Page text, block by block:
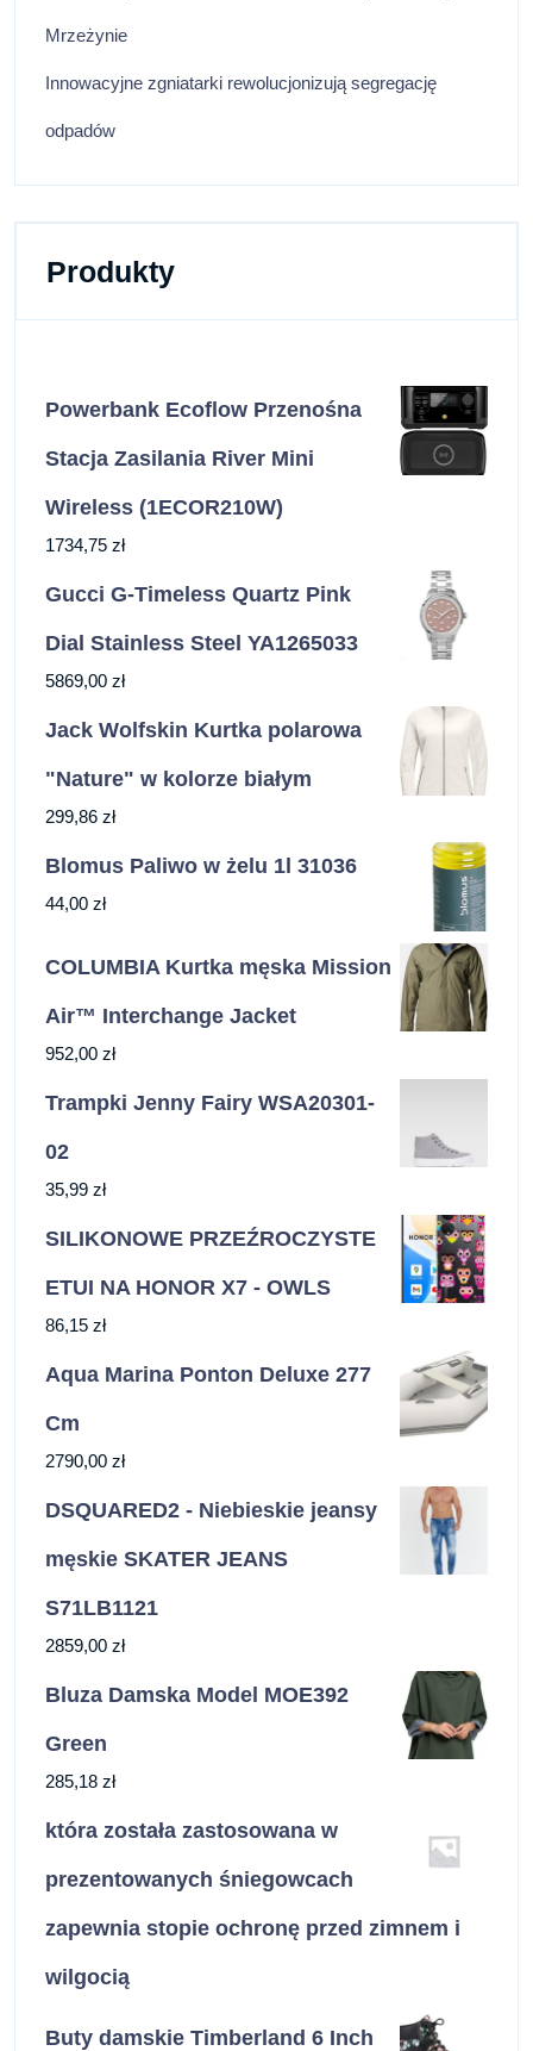
Mrzeżynie
Innowacyjne zgniatarki rewolucjonizują segregację
odpadów
Produkty
Powerbank Ecoflow Przenośna
Stacja Zasilania River Mini
Wireless (1ECOR210W)
1734,75 zł
Gucci G-Timeless Quartz Pink
Dial Stainless Steel YA1265033
5869,00 zł
Jack Wolfskin Kurtka polarowa
"Nature" w kolorze białym
299,86 zł
Blomus Paliwo w żelu 1l 31036
44,00 zł
COLUMBIA Kurtka męska Mission
Air™ Interchange Jacket
952,00 zł
Trampki Jenny Fairy WSA20301-
02
35,99 zł
SILIKONOWE PRZEŹROCZYSTE
ETUI NA HONOR X7 - OWLS
86,15 zł
Aqua Marina Ponton Deluxe 277
Cm
2790,00 zł
DSQUARED2 - Niebieskie jeansy
męskie SKATER JEANS
S71LB1121
2859,00 zł
Bluza Damska Model MOE392
Green
285,18 zł
która została zastosowana w
prezentowanych śniegowcach
zapewnia stopie ochronę przed zimnem i
wilgocią
Buty damskie Timberland 6 Inch